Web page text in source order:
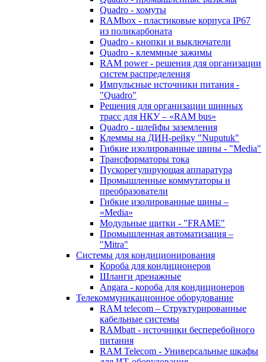
Quadro - хомуты
RAMbox - пластиковые корпуса IP67
из поликарбоната
Quadro - кнопки и выключатели
Quadro - клеммные зажимы
RAM power - решения для организации
систем распределения
Импульсные источники питания -
"Quadro"
Решения для организации шинных
трасс для НКУ – «RAM bus»
Quadro - шлейфы заземления
Клеммы на ДИН-рейку "Nuputuk"
Гибкие изолированные шины - "Media"
Трансформаторы тока
Пускорегулирующая аппаратура
Промышленные коммутаторы и
преобразователи
Гибкие изолированные шины –
«Media»
Модульные щитки - "FRAME"
Промышленная автоматизация –
"Mitra"
Системы для кондиционирования
Короба для кондиционеров
Шланги дренажные
Angara - короба для кондиционеров
Телекоммуникационное оборудование
RAM telecom – Структурированные
кабельные системы
RAMbatt - источники бесперебойного
питания
RAM Telecom - Универсальные шкафы